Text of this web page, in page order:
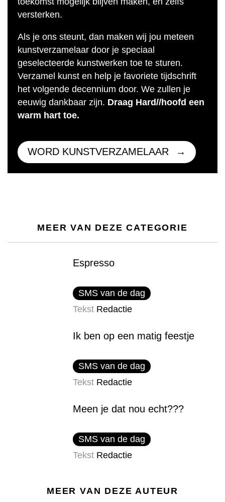
versterken.
Als je ons steunt, dan maken wij jou meteen
kunstverzamelaar door je speciaal
geselecteerde kunstwerken toe te sturen.
Verzamel kunst en help je favoriete tijdschrift
het volgende decennium door. We zullen je
eeuwig dankbaar zijn. Draag Hard//hoofd een
warm hart toe.
WORD KUNSTVERZAMELAAR
MEER VAN DEZE CATEGORIE
Espresso
SMS van de dag
Tekst Redactie
Ik ben op een matig feestje
SMS van de dag
Tekst Redactie
Meen je dat nou echt???
SMS van de dag
Tekst Redactie
MEER VAN DEZE AUTEUR